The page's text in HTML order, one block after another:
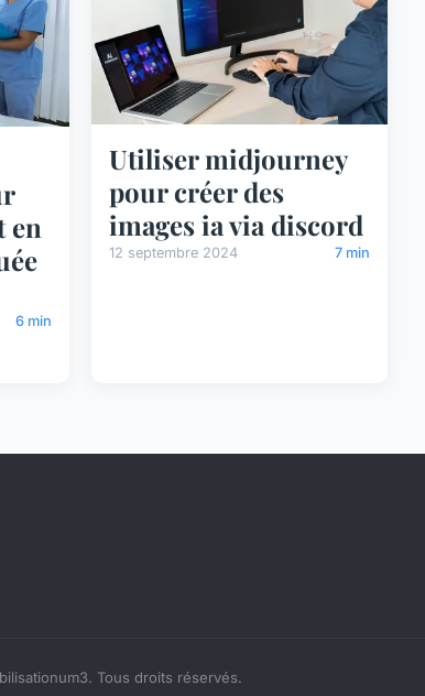
en
6 min
Utiliser midjourney
pour créer des
images ia via discord
12 septembre 2024 7 min
Tous droits réservés.